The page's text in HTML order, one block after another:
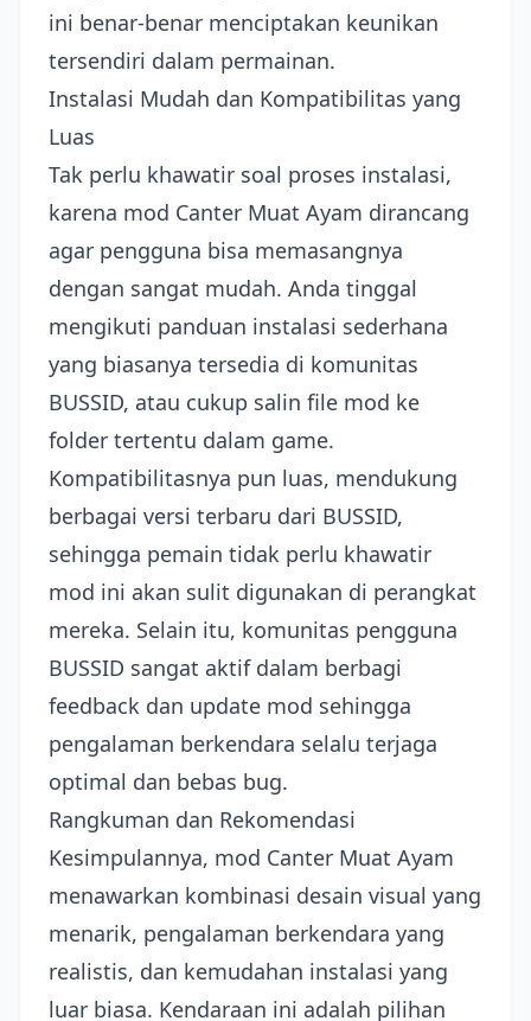
ini benar-benar menciptakan keunikan
tersendiri dalam permainan.
Instalasi Mudah dan Kompatibilitas yang
Luas
Tak perlu khawatir soal proses instalasi,
karena mod Canter Muat Ayam dirancang
agar pengguna bisa memasangnya
dengan sangat mudah. Anda tinggal
mengikuti panduan instalasi sederhana
yang biasanya tersedia di komunitas
BUSSID, atau cukup salin file mod ke
folder tertentu dalam game.
Kompatibilitasnya pun luas, mendukung
berbagai versi terbaru dari BUSSID,
sehingga pemain tidak perlu khawatir
mod ini akan sulit digunakan di perangkat
mereka. Selain itu, komunitas pengguna
BUSSID sangat aktif dalam berbagi
feedback dan update mod sehingga
pengalaman berkendara selalu terjaga
optimal dan bebas bug.
Rangkuman dan Rekomendasi
Kesimpulannya, mod Canter Muat Ayam
menawarkan kombinasi desain visual yang
menarik, pengalaman berkendara yang
realistis, dan kemudahan instalasi yang
luar biasa. Kendaraan ini adalah pilihan